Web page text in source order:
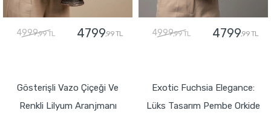
4999,99 TL 4799,99 TL 4999,99 TL 4799,99 TL
Gösterişli Vazo Çiçeği Ve
Renkli Lilyum Aranjmanı
Exotic Fuchsia Elegance:
Lüks Tasarım Pembe Orkide